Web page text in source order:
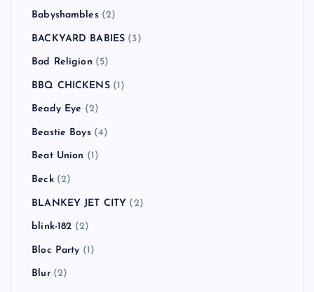
Babyshambles(2)
BACKYARD BABIES (3)
Bad Religion (5)
BBQ CHICKENS(1)
Beady Eye (2)
Beastie Boys(4)
Beat Union (1)
Beck(2)
BLANKEY JET CITY (2)
blink-182 (2)
Bloc Party (1)
Blur(2)